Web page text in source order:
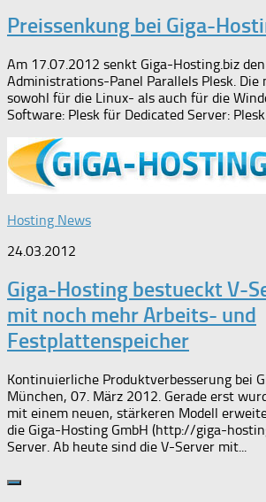
Preissenkung bei Giga-
Am 17.07.2012 senkt Giga-Hosting.biz
Administrations-Panel Parallels Plesk. Die
sowohl für die Linux- als auch für die
Software: Plesk für Dedicated Server: Plesk
Hosting News
24.03.2012
Giga-Hosting bestueckt V-
mit noch mehr Arbeits- und
Festplattenspeicher
Kontinuierliche Produktverbesserung bei
München, 07. März 2012. Gerade erst
mit einem neuen, stärkeren Modell
die Giga-Hosting GmbH (http://giga-
Server. Ab heute sind die V-Server mit...